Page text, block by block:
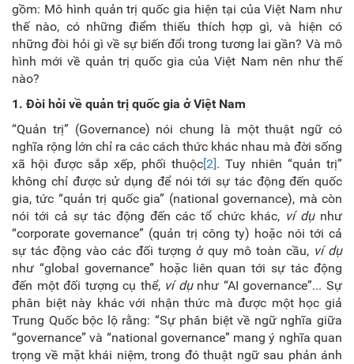
gồm: Mô hình quản trị quốc gia hiện tại của Việt Nam như
thế nào, có những điểm thiếu thích hợp gì, và hiện có
những đòi hỏi gì về sự biến đổi trong tương lai gần? Và mô
hình mới về quản trị quốc gia của Việt Nam nên như thế
nào?
1. Đòi hỏi về quản trị quốc gia ở Việt Nam
“Quản trị” (Governance) nói chung là một thuật ngữ có
nghĩa rộng lớn chỉ ra các cách thức khác nhau mà đời sống
xã hội được sắp xếp, phối thuộc[2]. Tuy nhiên “quản trị”
không chỉ được sử dụng để nói tới sự tác động đến quốc
gia, tức “quản trị quốc gia” (national governance), mà còn
nói tới cả sự tác động đến các tổ chức khác, ví dụnhư
“corporate governance” (quản trị công ty) hoặc nói tới cả
sự tác động vào các đối tượng ở quy mô toàn cầu, ví dụ
như “global governance” hoặc liên quan tới sự tác động
đến một đối tượng cụ thể, ví dụnhư “AI governance”... Sự
phân biệt này khác với nhận thức mà được một học giả
Trung Quốc bộc lộ rằng: “Sự phân biệt về ngữ nghĩa giữa
“governance” và “national governance” mang ý nghĩa quan
trọng về mặt khái niệm, trong đó thuật ngữ sau phản ánh